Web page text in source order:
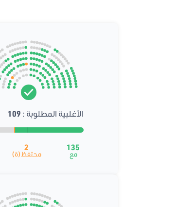
الأغلبية المطلوبة : 109
135
مع
2
محتفظ(ة)